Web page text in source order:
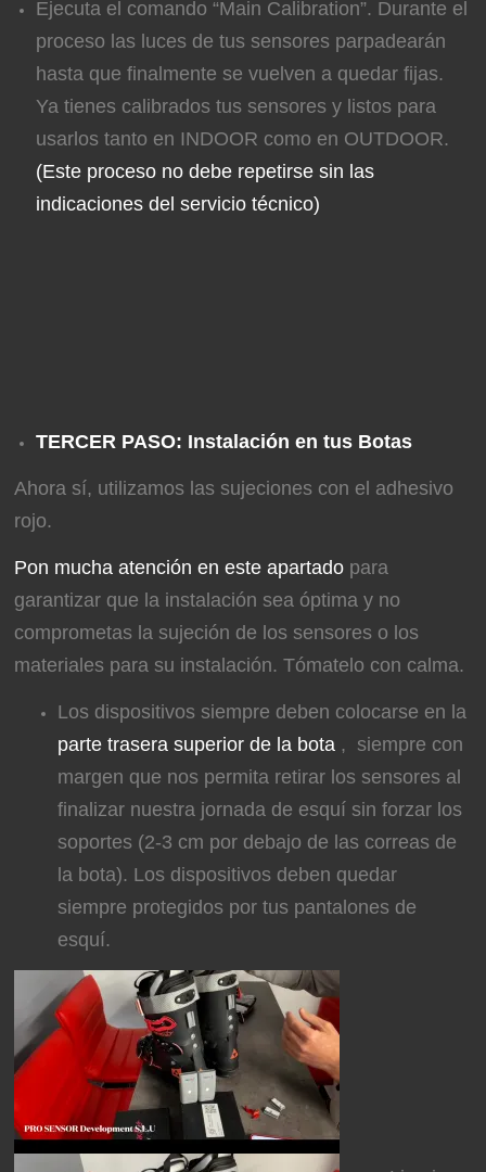
Ejecuta el comando “Main Calibration”. Durante el
proceso las luces de tus sensores parpadearán
hasta que finalmente se vuelven a quedar fijas.
Ya tienes calibrados tus sensores y listos para
usarlos tanto en INDOOR como en OUTDOOR.
(Este proceso no debe repetirse sin las
indicaciones del servicio técnico)
TERCER PASO: Instalación en tus Botas
Ahora sí, utilizamos las sujeciones con el adhesivo
rojo.
Pon mucha atención en este apartado para
garantizar que la instalación sea óptima y no
comprometas la sujeción de los sensores o los
materiales para su instalación. Tómatelo con calma.
Los dispositivos siempre deben colocarse en la
parte trasera superior de la bota , siempre con
margen que nos permita retirar los sensores al
finalizar nuestra jornada de esquí sin forzar los
soportes (2-3 cm por debajo de las correas de
la bota). Los dispositivos deben quedar
siempre protegidos por tus pantalones de
esquí.